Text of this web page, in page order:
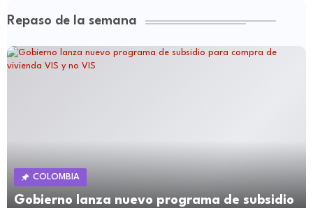
Repaso de la semana
COLOMBIA
Gobierno lanza nuevo programa de subsidio